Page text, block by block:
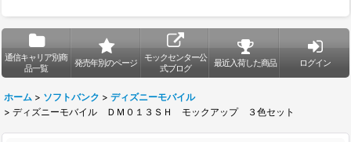
通信キャリア別商
品一覧
発売年別のページ
モックセンター公
式ブログ
最近入荷した商品 ログイン
ホーム > ソフトバンク > ディズニーモバイル
> ディズニーモバイル ＤＭ０１３ＳＨ モックアップ ３色セット